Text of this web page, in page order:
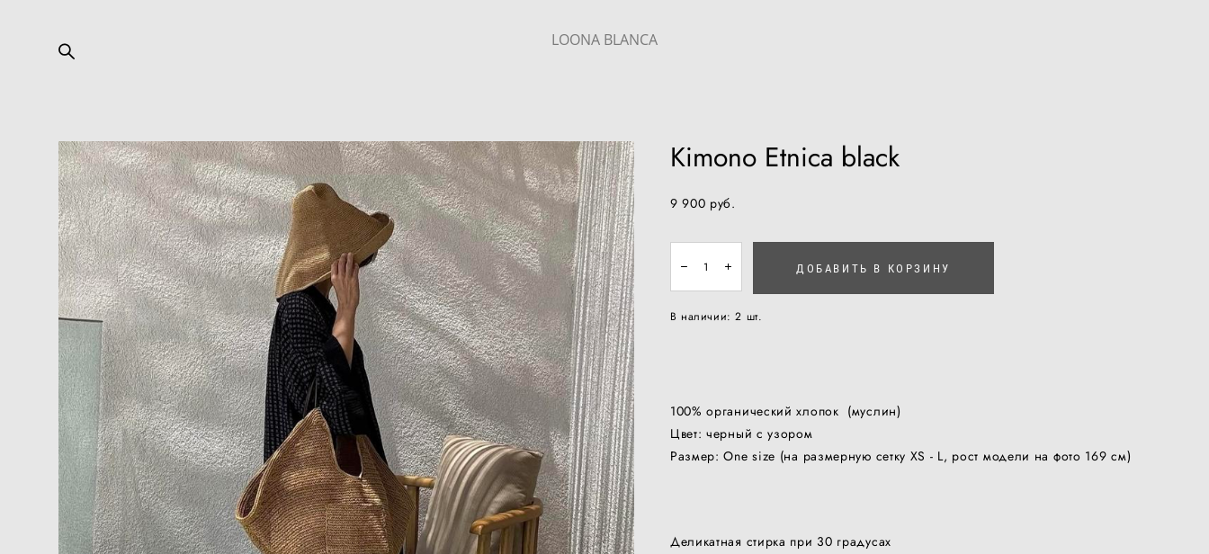
LOONA BLANCA
Kimono Etnica black
9 900 pуб.
В наличии:2 шт.
ДОБАВИТЬ В КОРЗИНУ
100% органический хлопок (муслин)
Цвет: черный с узором
Размер: One size (на размерную сетку XS - L, рост модели на фото 169 см)
Деликатная стирка при 30 градусах